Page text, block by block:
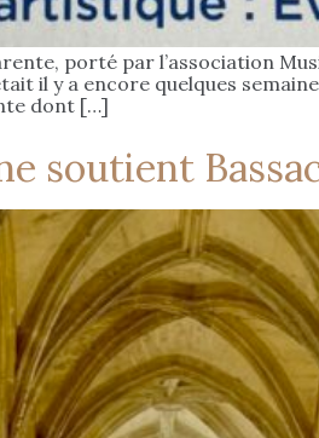
porté par l’association
il y a encore quelques
dont […]
soutient